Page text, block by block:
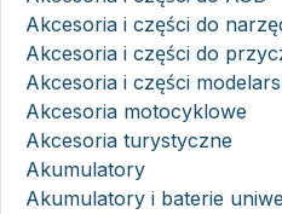
Akcesoria i części do
Akcesoria i części do
Akcesoria i części
Akcesoria motocyklowe
Akcesoria turystyczne
Akumulatory
Akumulatory i baterie